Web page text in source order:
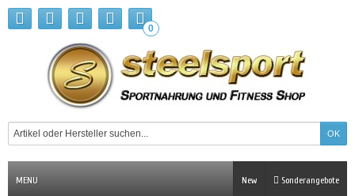
0
MENU Sonderangebote
New